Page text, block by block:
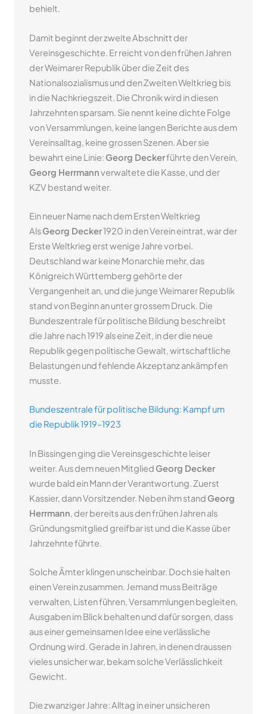
behielt.
Damit beginnt der zweite Abschnitt der
Vereinsgeschichte. Er reicht von den frühen Jahren
der Weimarer Republik über die Zeit des
Nationalsozialismus und den Zweiten Weltkrieg bis
in die Nachkriegszeit. Die Chronik wird in diesen
Jahrzehnten sparsam. Sie nennt keine dichte Folge
von Versammlungen, keine langen Berichte aus dem
Vereinsalltag, keine grossen Szenen. Aber sie
bewahrt eine Linie: Georg Deckerführte den Verein,
Georg Herrmannverwaltete die Kasse, und der
KZV bestand weiter.
Ein neuer Name nach dem Ersten Weltkrieg
AlsGeorg Decker1920 in den Verein eintrat, war der
Erste Weltkrieg erst wenige Jahre vorbei.
Deutschland war keine Monarchie mehr, das
Königreich Württemberg gehörte der
Vergangenheit an, und die junge Weimarer Republik
stand von Beginn an unter grossem Druck. Die
Bundeszentrale für politische Bildung beschreibt
die Jahre nach 1919 als eine Zeit, in der die neue
Republik gegen politische Gewalt, wirtschaftliche
Belastungen und fehlende Akzeptanz ankämpfen
musste.
Bundeszentrale für politische Bildung: Kampf um
die Republik 1919–1923
In Bissingen ging die Vereinsgeschichte leiser
weiter. Aus dem neuen Mitglied Georg Decker
wurde bald ein Mann der Verantwortung. Zuerst
Kassier, dann Vorsitzender. Neben ihm stand Georg
Herrmann, der bereits aus den frühen Jahren als
Gründungsmitglied greifbar ist und die Kasse über
Jahrzehnte führte.
Solche Ämter klingen unscheinbar. Doch sie halten
einen Verein zusammen. Jemand muss Beiträge
verwalten, Listen führen, Versammlungen begleiten,
Ausgaben im Blick behalten und dafür sorgen, dass
aus einer gemeinsamen Idee eine verlässliche
Ordnung wird. Gerade in Jahren, in denen draussen
vieles unsicher war, bekam solche Verlässlichkeit
Gewicht.
Die zwanziger Jahre: Alltag in einer unsicheren